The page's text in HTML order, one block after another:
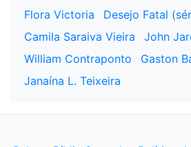
Flora Victoria
Desejo Fatal
Camila Saraiva Vieira
John
William Contraponto
Gaston
Janaína L. Teixeira